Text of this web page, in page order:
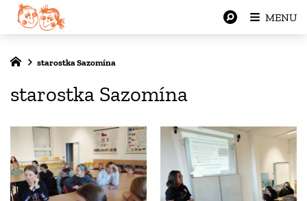
starostka Sazomína
starostka Sazomína
MENU